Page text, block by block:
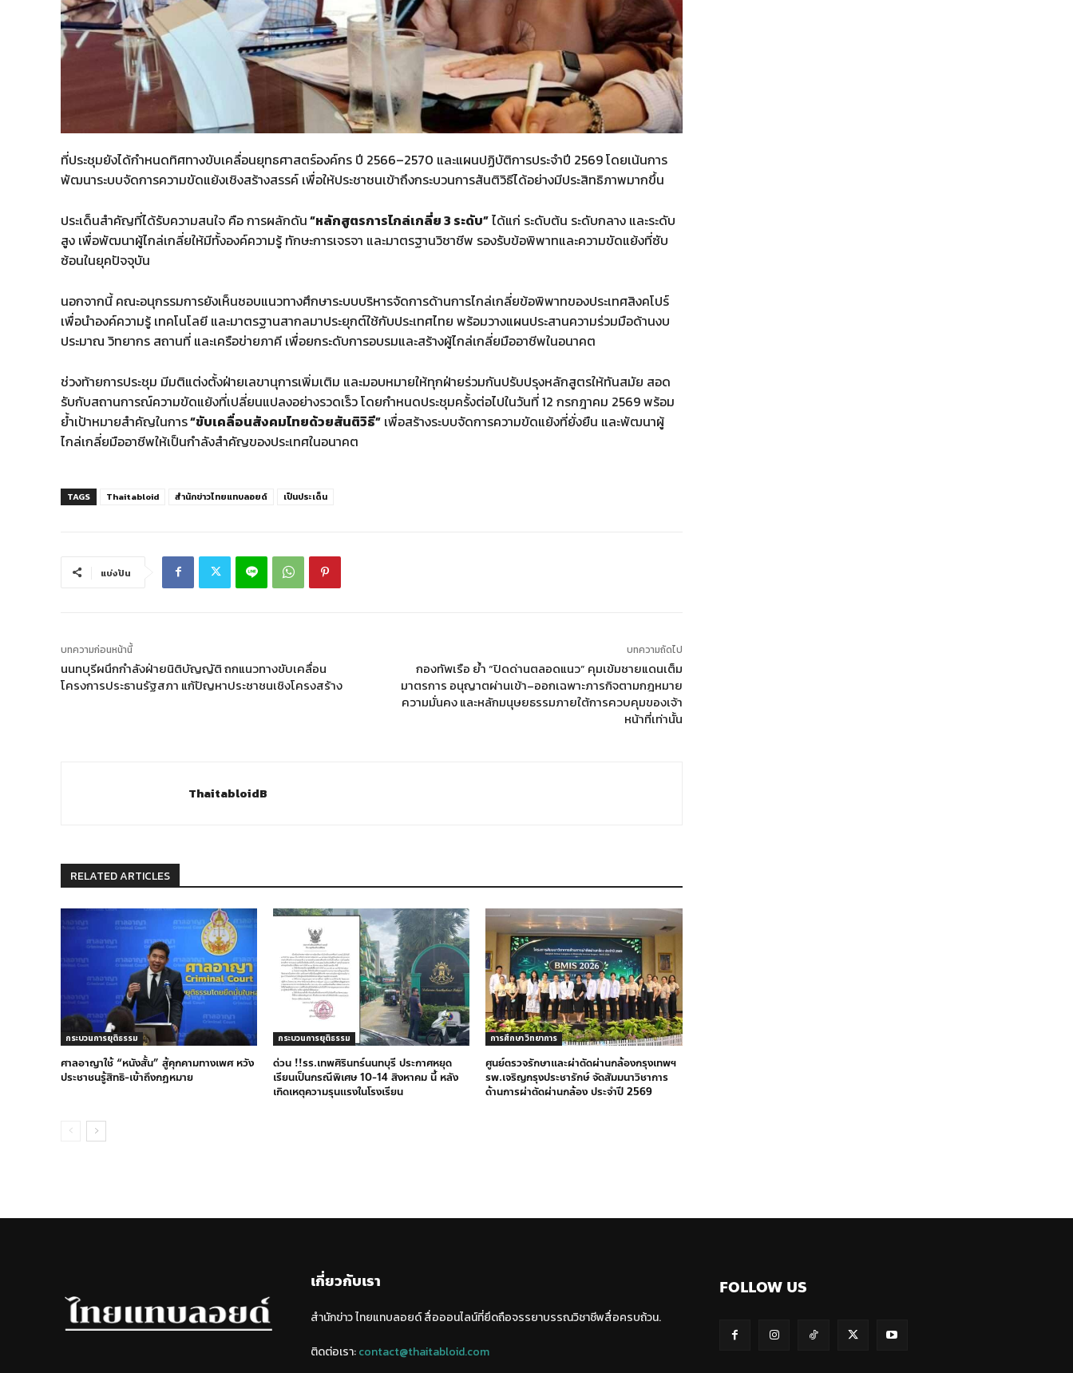
ที่ประชุมยังได้กำหนดทิศทางขับเคลื่อนยุทธศาสตร์องค์กร ปี 2566–2570 และแผนปฏิบัติการประจำปี 2569 โดยเน้นการ
พัฒนาระบบจัดการความขัดแย้งเชิงสร้างสรรค์ เพื่อให้ประชาชนเข้าถึงกระบวนการสันติวิธีได้อย่างมีประสิทธิภาพมากขึ้น
ประเด็นสำคัญที่ได้รับความสนใจ คือ การผลักดัน“หลักสูตรการไกล่เกลี่ย 3 ระดับ”ได้แก่ ระดับต้น ระดับกลาง และระดับ
สูง เพื่อพัฒนาผู้ไกล่เกลี่ยให้มีทั้งองค์ความรู้ ทักษะการเจรจา และมาตรฐานวิชาชีพ รองรับข้อพิพาทและความขัดแย้งที่ซับ
ซ้อนในยุคปัจจุบัน
นอกจากนี้ คณะอนุกรรมการยังเห็นชอบแนวทางศึกษาระบบบริหารจัดการด้านการไกล่เกลี่ยข้อพิพาทของประเทศสิงคโปร์
เพื่อนำองค์ความรู้ เทคโนโลยี และมาตรฐานสากลมาประยุกต์ใช้กับประเทศไทย พร้อมวางแผนประสานความร่วมมือด้านงบ
ประมาณ วิทยากร สถานที่ และเครือข่ายภาคี เพื่อยกระดับการอบรมและสร้างผู้ไกล่เกลี่ยมืออาชีพในอนาคต
ช่วงท้ายการประชุม มีมติแต่งตั้งฝ่ายเลขานุการเพิ่มเติม และมอบหมายให้ทุกฝ่ายร่วมกันปรับปรุงหลักสูตรให้ทันสมัย สอด
รับกับสถานการณ์ความขัดแย้งที่เปลี่ยนแปลงอย่างรวดเร็ว โดยกำหนดประชุมครั้งต่อไปในวันที่ 12 กรกฎาคม 2569 พร้อม
ย้ำเป้าหมายสำคัญในการ“ขับเคลื่อนสังคมไทยด้วยสันติวิธี” เพื่อสร้างระบบจัดการความขัดแย้งที่ยั่งยืน และพัฒนาผู้
ไกล่เกลี่ยมืออาชีพให้เป็นกำลังสำคัญของประเทศในอนาคต
TAGS Thaitabloid สำนักข่าวไทยแทบลอยด์ เป็นประเด็น
แบ่งปัน
บทความก่อนหน้านี้
นนทบุรีผนึกกำลังฝ่ายนิติบัญญัติ ถกแนวทางขับเคลื่อน
โครงการประธานรัฐสภา แก้ปัญหาประชาชนเชิงโครงสร้าง
บทความถัดไป
กองทัพเรือ ย้ำ “ปิดด่านตลอดแนว” คุมเข้มชายแดนเต็ม
มาตรการ อนุญาตผ่านเข้า–ออกเฉพาะภารกิจตามกฎหมาย
ความมั่นคง และหลักมนุษยธรรมภายใต้การควบคุมของเจ้า
หน้าที่เท่านั้น
ThaitabloidB
RELATED ARTICLES
กระบวนการยุติธรรม
ศาลอาญาใช้ “หนังสั้น” สู้คุกคามทางเพศ หวัง
ประชาชนรู้สิทธิ-เข้าถึงกฎหมาย
กระบวนการยุติธรรม
ด่วน !!รร.เทพศิรินทร์นนทบุรี ประกาศหยุด
เรียนเป็นกรณีพิเศษ 10-14 สิงหาคม นี้ หลัง
เกิดเหตุความรุนแรงในโรงเรียน
การศึกษา วิทยาการ
ศูนย์ตรวจรักษาและผ่าตัดผ่านกล้องกรุงเทพฯ
รพ.เจริญกรุงประชารักษ์ จัดสัมมนาวิชาการ
ด้านการผ่าตัดผ่านกล้อง ประจำปี 2569
เกี่ยวกับเรา
สำนักข่าว ไทยแทบลอยด์ สื่อออนไลน์ที่ยึดถือจรรยาบรรณวิชาชีพสื่อครบถ้วน.
ติดต่อเรา:contact@thaitabloid.com
FOLLOW US